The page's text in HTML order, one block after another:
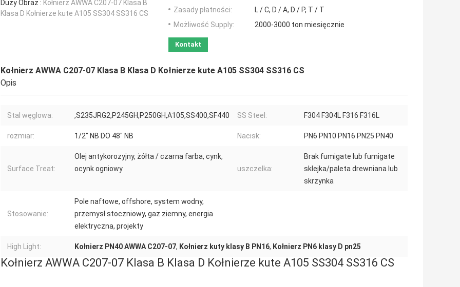
Duży Obraz : Kołnierz AWWA C207-07 Klasa B
Klasa D Kołnierze kute A105 SS304 SS316 CS
Zasady płatności:
L / C, D / A, D / P, T / T
Możliwość Supply:
2000-3000 ton miesięcznie
Kontakt
Kołnierz AWWA C207-07 Klasa B Klasa D Kołnierze kute A105 SS304 SS316 CS
Opis
Stal węglowa: ,S235JRG2,P245GH,P250GH,A105,SS400,SF440 SS Steel: F304 F304L F316 F316L
rozmiar: 1/2" NB DO 48" NB Nacisk: PN6 PN10 PN16 PN25 PN40
Surface Treat:
Olej antykorozyjny, żółta / czarna farba, cynk,
ocynk ogniowy
uszczelka:
Brak fumigate lub fumigate
sklejka/paleta drewniana lub
skrzynka
Stosowanie:
Pole naftowe, offshore, system wodny,
przemysł stoczniowy, gaz ziemny, energia
elektryczna, projekty
High Light: Kołnierz PN40 AWWA C207-07, Kołnierz kuty klasy B PN16, Kołnierz PN6 klasy D pn25
Kołnierz AWWA C207-07 Klasa B Klasa D Kołnierze kute A105 SS304 SS316 CS